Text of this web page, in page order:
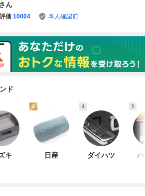
ん
評価 10004 本人確認前
ド
キ
3
日産
4
ダイハツ
5